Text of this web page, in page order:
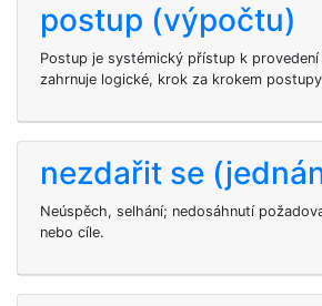
postup (výpočtu)
Postup je systémický přístup k
zahrnuje logické, krok za krokem
nezdařit se
Neúspěch, selhání; nedosáhnutí
nebo cíle.